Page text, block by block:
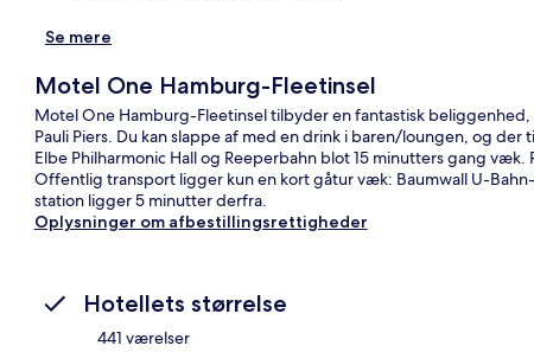
Se mere
Motel One Hamburg-Fleetinsel
Motel One Hamburg-Fleetinsel tilbyder en fantastisk
Pauli Piers. Du kan slappe af med en drink i baren/loungen, og
Elbe Philharmonic Hall og Reeperbahn blot 15 minutters gang
Offentlig transport ligger kun en kort gåtur væk: Baumwall U-
station ligger 5 minutter derfra.
Oplysninger om afbestillingsrettigheder
Hotellets størrelse
441 værelser